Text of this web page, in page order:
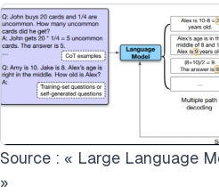
Source : « Large Language
»